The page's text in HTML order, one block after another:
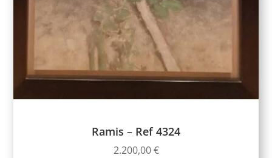
Ramis – Ref 4324
2.200,00€